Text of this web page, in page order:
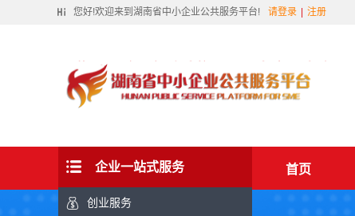
您好!欢迎来到湖南省中小企业公共服务平台! 请登录 注册
企业一站式服务
创业服务
首页